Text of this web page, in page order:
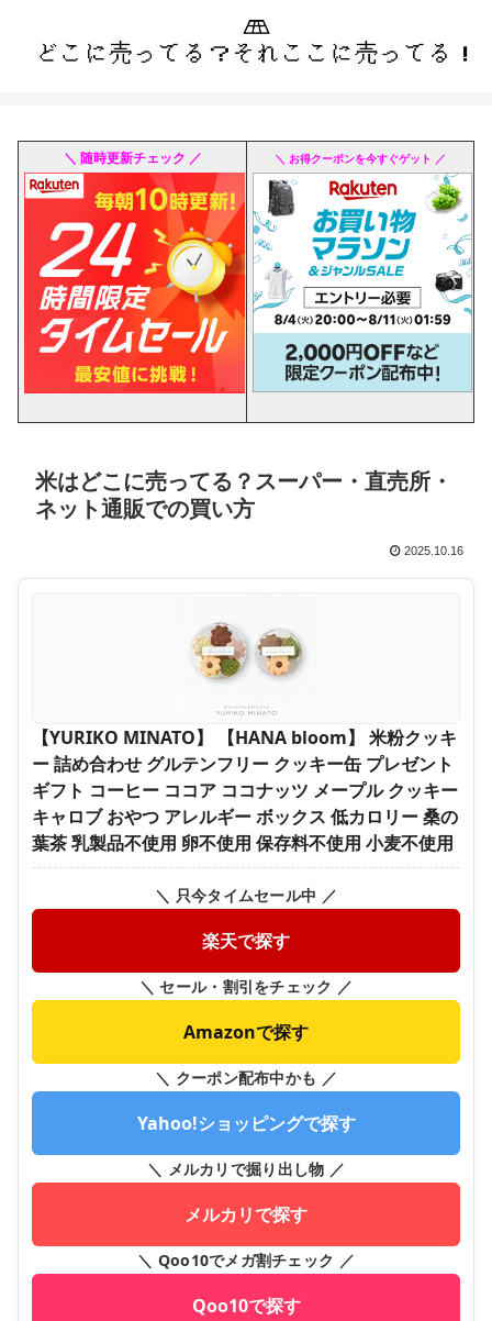
＼ 随時更新チェック ／ ＼ お得クーポンを今すぐゲット ／
米はどこに売ってる？スーパー・直売所・
ネット通販での買い方
2025.10.16
【YURIKO MINATO】 【HANA bloom】 米粉クッキ
ー 詰め合わせ グルテンフリー クッキー缶 プレゼント
ギフト コーヒー ココア ココナッツ メープル クッキー
キャロブ おやつ アレルギー ボックス 低カロリー 桑の
葉茶 乳製品不使用 卵不使用 保存料不使用 小麦不使用
＼ 只今タイムセール中 ／
楽天で探す
＼ セール・割引をチェック ／
Amazonで探す
＼ クーポン配布中かも ／
Yahoo!ショッピングで探す
＼ メルカリで掘り出し物 ／
メルカリで探す
＼ Qoo10でメガ割チェック ／
Qoo10で探す